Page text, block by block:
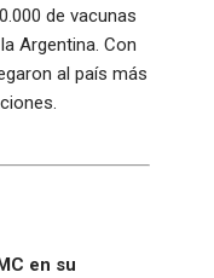
de vacunas
Argentina. Con
al país más
en su